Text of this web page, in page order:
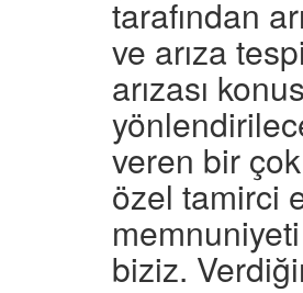
tarafından
ve arıza
arızası
veren bir
özel tamirci
biziz.